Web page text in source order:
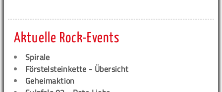
Aktuelle Rock-Events
Spirale
Förstelsteinkette - Übersicht
Geheimaktion